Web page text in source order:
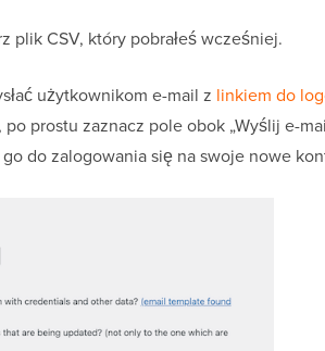
plik CSV, który pobrałeś wcześniej.
użytkownikom e-mail z linkiem do
prostu zaznacz pole obok „Wyślij e-
do zalogowania się na swoje nowe